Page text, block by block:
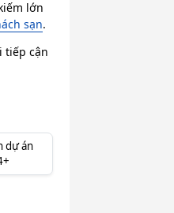
lớn
sạn.
tiếp cận
dự án